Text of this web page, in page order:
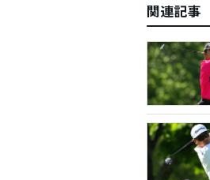
関連記事